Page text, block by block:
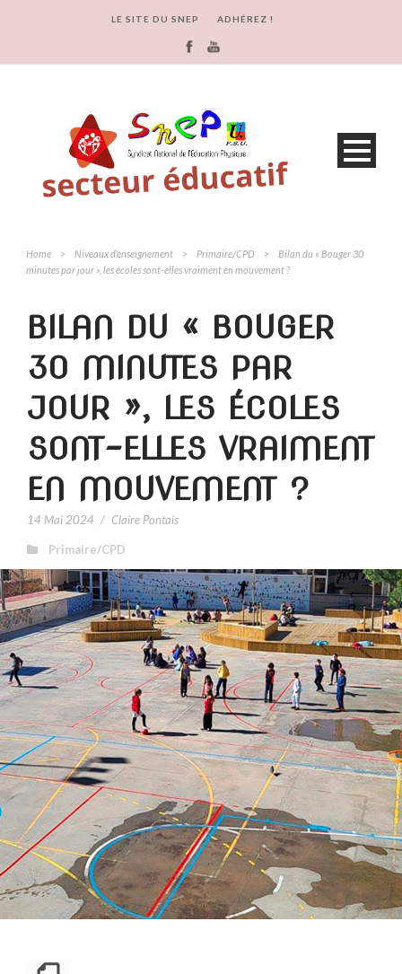
LE SITE DU SNEP ADHÉREZ !
Home > Niveaux d'enseignement > Primaire/CPD >
Bilan du « Bouger 30
minutes par jour », les écoles sont-elles vraiment en mouvement ?
BILAN DU « BOUGER
30 MINUTES PAR
JOUR », LES ÉCOLES
SONT-ELLES VRAIMENT
EN MOUVEMENT ?
14 Mai 2024 / Claire Pontais
Primaire/CPD